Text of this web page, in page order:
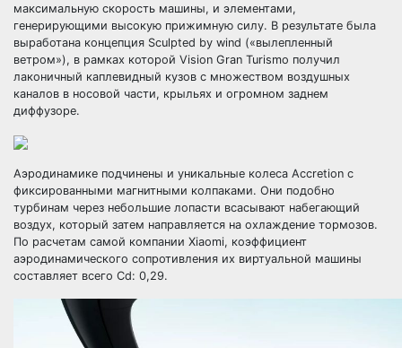
максимальную скорость машины, и элементами,
генерирующими высокую прижимную силу. В результате была
выработана концепция Sculpted by wind («вылепленный
ветром»), в рамках которой Vision Gran Turismo получил
лаконичный каплевидный кузов с множеством воздушных
каналов в носовой части, крыльях и огромном заднем
диффузоре.
Аэродинамике подчинены и уникальные колеса Accretion с
фиксированными магнитными колпаками. Они подобно
турбинам через небольшие лопасти всасывают набегающий
воздух, который затем направляется на охлаждение тормозов.
По расчетам самой компании Xiaomi, коэффициент
аэродинамического сопротивления их виртуальной машины
составляет всего Cd: 0,29.